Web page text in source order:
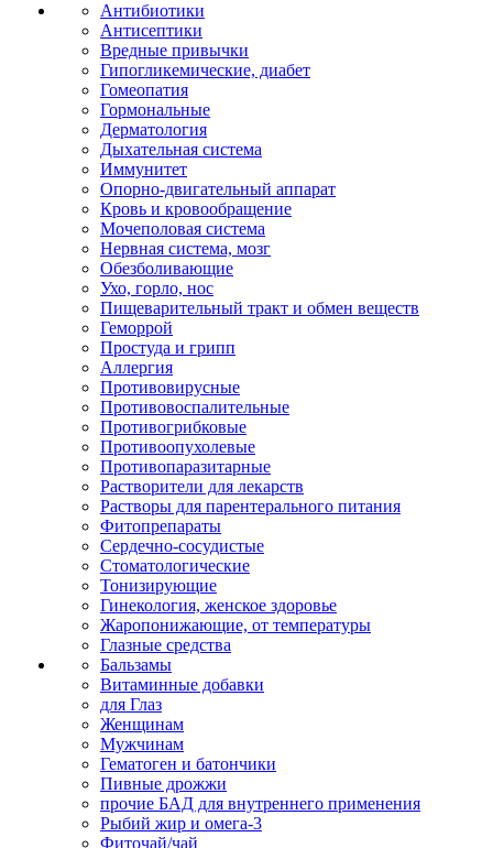
Антибиотики
Антисептики
Вредные привычки
Гипогликемические, диабет
Гомеопатия
Гормональные
Дерматология
Дыхательная система
Иммунитет
Опорно-двигательный аппарат
Кровь и кровообращение
Мочеполовая система
Нервная система, мозг
Обезболивающие
Ухо, горло, нос
Пищеварительный тракт и обмен веществ
Геморрой
Простуда и грипп
Аллергия
Противовирусные
Противовоспалительные
Противогрибковые
Противоопухолевые
Противопаразитарные
Растворители для лекарств
Растворы для парентерального питания
Фитопрепараты
Сердечно-сосудистые
Стоматологические
Тонизирующие
Гинекология, женское здоровье
Жаропонижающие, от температуры
Глазные средства
Бальзамы
Витаминные добавки
для Глаз
Женщинам
Мужчинам
Гематоген и батончики
Пивные дрожжи
прочие БАД для внутреннего применения
Рыбий жир и омега-3
Фиточай/чай